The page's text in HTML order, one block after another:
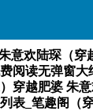
穿越肥婆
局_（穿
意欢陆琛（穿
阅读无弹窗大
穿越肥婆 朱
表_笔趣阁（